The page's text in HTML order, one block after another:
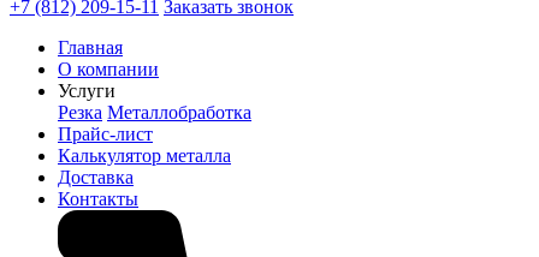
+7 (812) 209-15-11 Заказать звонок
Главная
О компании
Услуги
Резка Металлобработка
Прайс-лист
Калькулятор металла
Доставка
Контакты